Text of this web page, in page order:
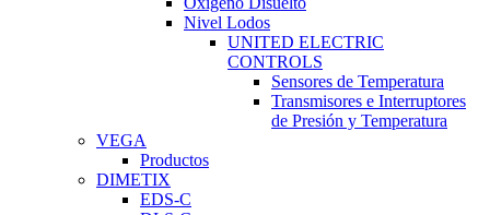
Nivel Lodos
UNITED ELECTRIC
CONTROLS
Sensores de Temperatura
Transmisores e Interruptores
de Presión y Temperatura
VEGA
Productos
DIMETIX
EDS-C